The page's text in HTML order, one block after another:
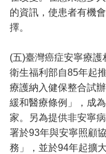
的資訊，使患者有機
擇。
(五)臺灣癌症安寧療護
衛生福利部自85年起
療護納入健保整合試
緩和醫療條例」，成
家。另為提供非安寧
署於93年與安寧照顧
務」，並於94年起擴